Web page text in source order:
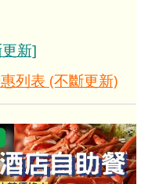
新]
列表 (不斷更新)